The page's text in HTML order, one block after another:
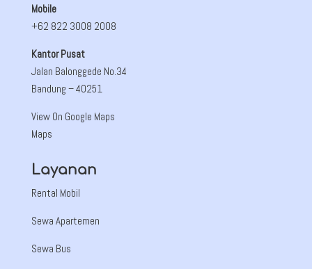
Mobile
+62 822 3008 2008
Kantor Pusat
Jalan Balonggede No.34
Bandung – 40251
View On Google Maps
Maps
Layanan
Rental Mobil
Sewa Apartemen
Sewa Bus